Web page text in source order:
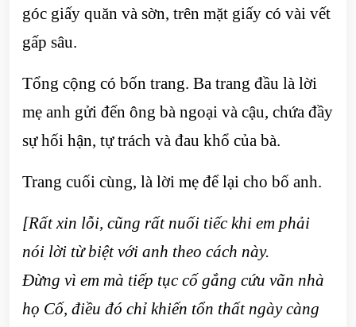
góc giấy quăn và sờn, trên mặt giấy có vài vết
gấp sâu.
Tổng cộng có bốn trang. Ba trang đầu là lời
mẹ anh gửi đến ông bà ngoại và cậu, chứa đầy
sự hối hận, tự trách và đau khổ của bà.
Trang cuối cùng, là lời mẹ để lại cho bố anh.
[Rất xin lỗi, cũng rất nuối tiếc khi em phải
nói lời từ biệt với anh theo cách này.
Đừng vì em mà tiếp tục cố gắng cứu vãn nhà
họ Cố, điều đó chỉ khiến tổn thất ngày càng